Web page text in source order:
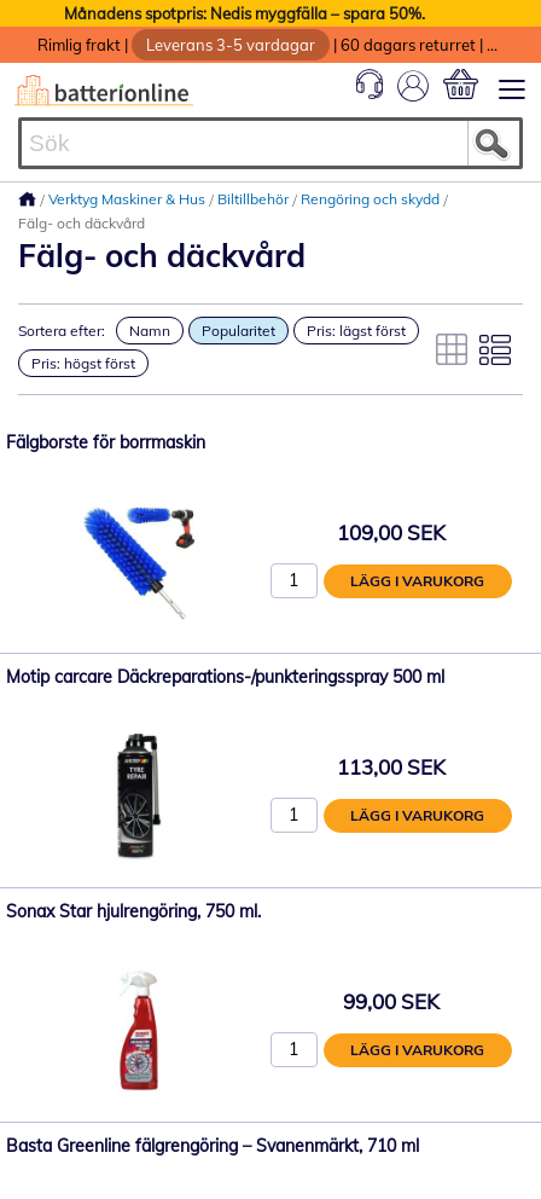
Månadens spotpris: Nedis myggfälla – spara 50%.
Rimlig frakt | Leverans 3-5 vardagar |60 dagars returret |
Verktyg Maskiner & Hus Biltillbehör
Rengöring och skydd
Fälg- och däckvård
Fälg- och däckvård
Sortera efter: Namn Popularitet
Pris: lägst först
Pris: högst först
Fälgborste för borrmaskin
109,00 SEK
LÄGG I VARUKORG
Motip carcare Däckreparations-/punkteringsspray 500 ml
113,00 SEK
LÄGG I VARUKORG
Sonax Star hjulrengöring, 750 ml.
99,00 SEK
LÄGG I VARUKORG
Basta Greenline fälgrengöring – Svanenmärkt, 710 ml